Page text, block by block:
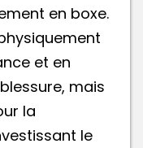
en boxe.
et en
mais
la
le